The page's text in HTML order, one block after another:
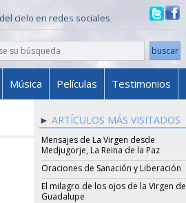
cielo en redes sociales
Música Películas Testimonios
ARTÍCULOS MÁS VISITADOS
Mensajes de La Virgen desde
Medjugorje, La Reina de la Paz
Oraciones de Sanación y Liberación
El milagro de los ojos de la Virgen de
Guadalupe